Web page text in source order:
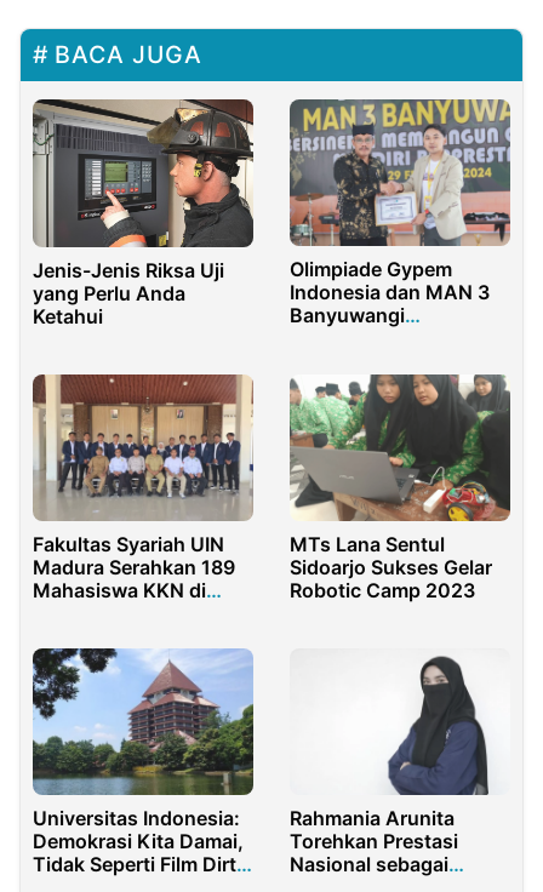
BACA JUGA
Jenis-Jenis Riksa Uji
yang Perlu Anda
Ketahui
Olimpiade Gypem
Indonesia dan MAN 3
Banyuwangi
Fakultas Syariah UIN
Madura Serahkan 189
Mahasiswa KKN di
MTs Lana Sentul
Sidoarjo Sukses Gelar
Robotic Camp 2023
Universitas Indonesia:
Demokrasi Kita Damai,
Tidak Seperti Film Dirty
Rahmania Arunita
Torehkan Prestasi
Nasional sebagai